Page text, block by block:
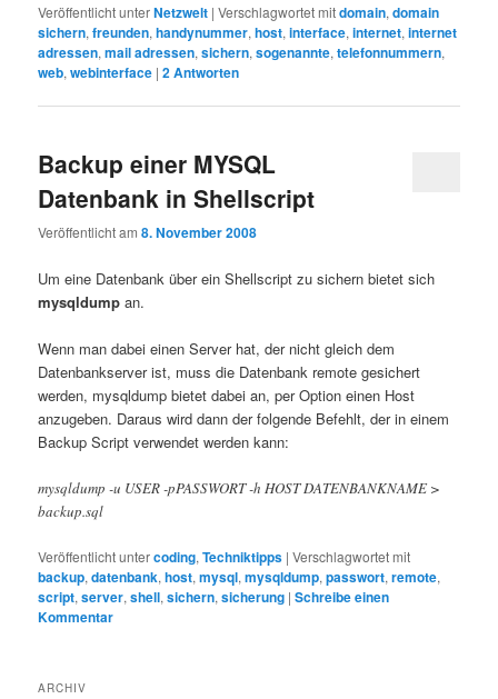
Veröffentlicht unterNetzwelt |Verschlagwortet mitdomain,domain
sichern,freunden,handynummer,host,interface,internet,internet
adressen,mail adressen,sichern,sogenannte,telefonnummern,
web,webinterface |2Antworten
Backup einer MYSQL
Datenbank in Shellscript
Veröffentlicht am8. November 2008
Um eine Datenbank über ein Shellscript zu sichern bietet sich
mysqldumpan.
Wenn man dabei einen Server hat, der nicht gleich dem
Datenbankserver ist, muss die Datenbank remote gesichert
werden, mysqldump bietet dabei an, per Option einen Host
anzugeben. Daraus wird dann der folgende Befehlt, der in einem
Backup Script verwendet werden kann:
mysqldump -u USER -pPASSWORT -h HOST DATENBANKNAME >
backup.sql
Veröffentlicht untercoding,Techniktipps |Verschlagwortet mit
backup,datenbank,host,mysql,mysqldump,passwort,remote,
script,server,shell,sichern,sicherung |Schreibe einen
Kommentar
ARCHIV